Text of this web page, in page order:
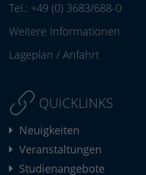
Tel.: +49 (0) 3683/688-0
Weitere Informationen
Lageplan / Anfahrt
QUICKLINKS
Neuigkeiten
Veranstaltungen
Studienangebote